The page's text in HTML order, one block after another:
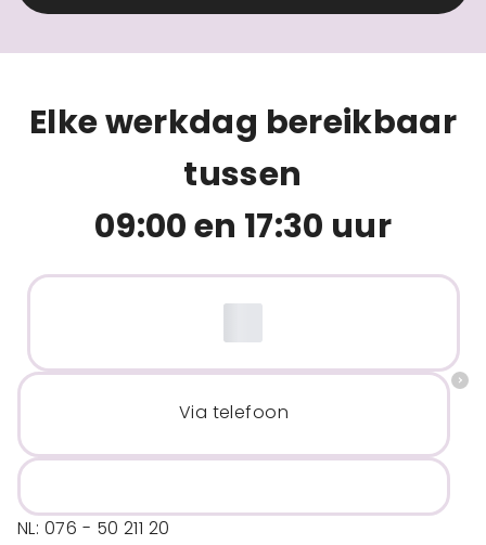
Elke werkdag bereikbaar
tussen
09:00 en 17:30 uur
Via telefoon
NL: 076 - 50 211 20